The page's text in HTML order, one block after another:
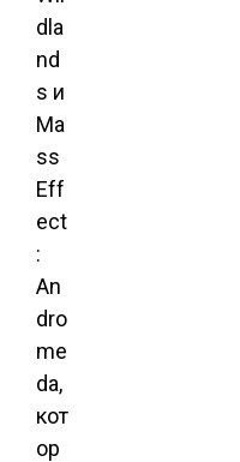
dla
nd
s и
Ma
ss
Eff
ect
:
An
dro
me
da,
кот
ор